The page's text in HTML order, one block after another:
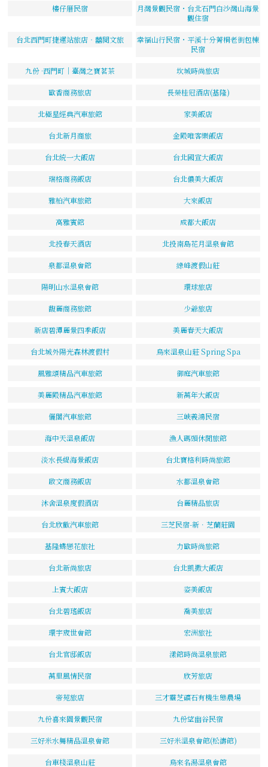
樓仔厝民宿
月灣景觀民宿・台北石門白沙灣山海景
觀住宿
台北西門町捷運站旅店‧囍閱文旅
幸福山行民宿・平溪十分菁桐老街包棟
民宿
九份 ·西門町｜臺灣之寶茗茶 坎城時尚旅店
歐香商務旅店 長榮桂冠酒店(基隆)
北極星經典汽車旅館 家美飯店
台北新月商旅 金殿唯客樂飯店
台北統一大飯店 台北國宣大飯店
瑞格商務飯店 台北儂美大飯店
雅柏汽車旅館 大來飯店
高雅賓館 成都大飯店
北投春天酒店 北投南島花月溫泉會館
泉都溫泉會館 綠峰渡假山莊
陽明山水溫泉會館 環球旅店
馥麗商務旅館 少爺旅店
新店碧潭麗景四季飯店 美麗春天大飯店
台北城外陽光森林渡假村 烏來溫泉山莊 Spring Spa
風雅頌精品汽車旅館 御庭汽車旅館
美麗殿精品汽車旅館 新萬年大飯店
儷閣汽車旅館 三峽義鴻民宿
海中天溫泉飯店 漁人碼頭休閒旅館
淡水長緹海景飯店 台北寶格利時尚旅館
啟文商務飯店 水都溫泉會館
沐舍溫泉度假酒店 台麗精品旅店
台北欣歡汽車旅館 三芝民宿-新．芝蘭莊園
基隆蝶戀花旅社 力歐時尚旅館
台北新尚旅店 台北凱撒大飯店
上賓大飯店 姿美飯店
台北碧瑤飯店 喬美旅店
環宇宬世會館 宏洲旅社
台北官邸飯店 漾館時尚溫泉旅館
萬里風情民宿 欣芳旅店
帝苑旅店 三才靈芝礦石有機生態農場
九份喜來園景觀民宿 九份望幽谷民宿
三好米水舞精品溫泉會館 三好米溫泉會館(松濤館)
台車棧溫泉山莊 烏來名湯溫泉會館